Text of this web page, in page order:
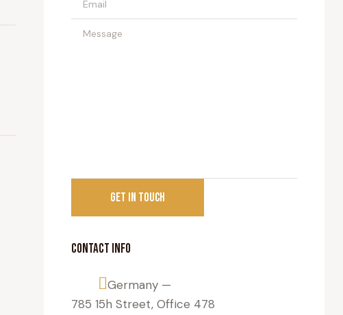
CONTACT INFO
Germany —
785 15h Street, Office 478